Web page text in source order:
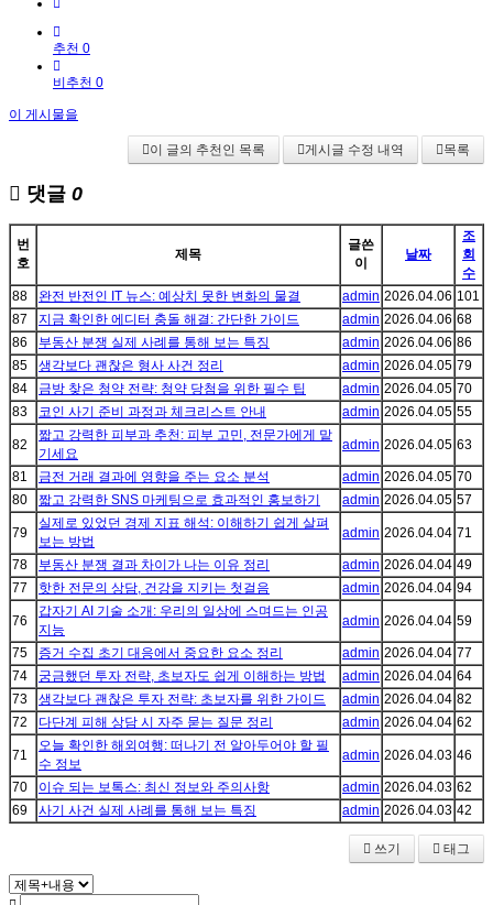
추천 0
비추천 0
이 게시물을
이 글의 추천인 목록 게시글 수정 내역 목록
댓글 0
번
호
제목
글쓴
이
날짜
조
회
수
88
완전 반전인 IT 뉴스: 예상치 못한 변화의 물결 admin 2026.04.06 101
87
지금 확인한 에디터 충돌 해결: 간단한 가이드 admin 2026.04.06 68
86
부동산 분쟁 실제 사례를 통해 보는 특징 admin 2026.04.06 86
85
생각보다 괜찮은 형사 사건 정리 admin 2026.04.05 79
84
금방 찾은 청약 전략: 청약 당첨을 위한 필수 팁 admin 2026.04.05 70
83
코인 사기 준비 과정과 체크리스트 안내 admin 2026.04.05 55
82
짧고 강력한 피부과 추천: 피부 고민, 전문가에게 맡
기세요
admin 2026.04.05 63
81 금전 거래 결과에 영향을 주는 요소 분석 admin 2026.04.05 70
80
짧고 강력한 SNS 마케팅으로 효과적인 홍보하기 admin 2026.04.05 57
79
실제로 있었던 경제 지표 해석: 이해하기 쉽게 살펴
보는 방법
admin 2026.04.04 71
78 부동산 분쟁 결과 차이가 나는 이유 정리 admin 2026.04.04 49
77
핫한 전문의 상담, 건강을 지키는 첫걸음 admin 2026.04.04 94
76
갑자기 AI 기술 소개: 우리의 일상에 스며드는 인공
지능
admin 2026.04.04 59
75 증거 수집 초기 대응에서 중요한 요소 정리 admin 2026.04.04 77
74
궁금했던 투자 전략, 초보자도 쉽게 이해하는 방법 admin 2026.04.04 64
73
생각보다 괜찮은 투자 전략: 초보자를 위한 가이드 admin 2026.04.04 82
72
다단계 피해 상담 시 자주 묻는 질문 정리 admin 2026.04.04 62
71
오늘 확인한 해외여행: 떠나기 전 알아두어야 할 필
수 정보
admin 2026.04.03 46
70 이슈 되는 보톡스: 최신 정보와 주의사항 admin 2026.04.03 62
69
사기 사건 실제 사례를 통해 보는 특징 admin 2026.04.03 42
쓰기 태그